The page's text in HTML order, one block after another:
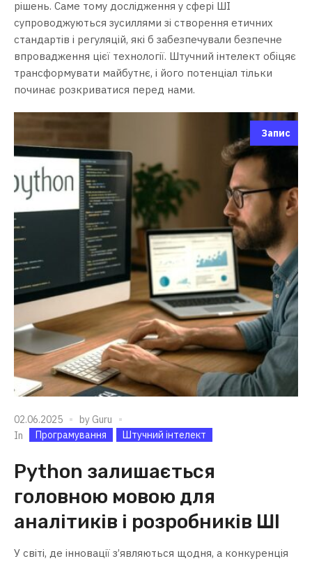
рішень. Саме тому дослідження у сфері ШІ
супроводжуються зусиллями зі створення етичних
стандартів і регуляцій, які б забезпечували безпечне
впровадження цієї технології. Штучний інтелект обіцяє
трансформувати майбутнє, і його потенціал тільки
починає розкриватися перед нами.
Запис
02.06.2025 by Guru
In
Програмування Штучний інтелект
Python залишається
головною мовою для
аналітиків і розробників ШІ
У світі, де інновації з’являються щодня, а конкуренція